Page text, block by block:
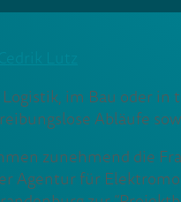
im Bau oder
Abläufe
zunehmend die
Agentur für